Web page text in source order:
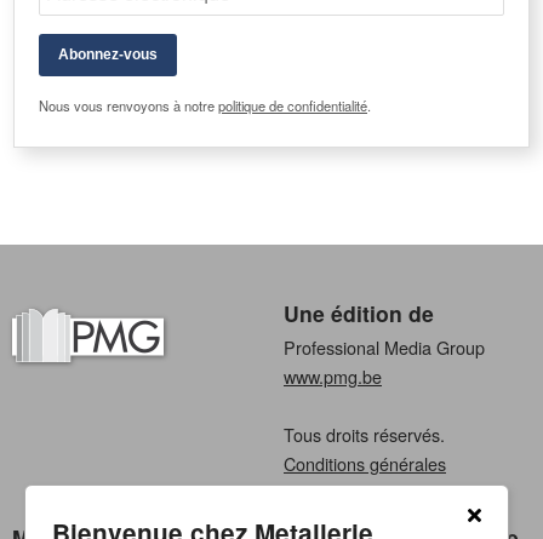
Abonnez-vous
Nous vous renvoyons à notrepolitique de confidentialité.
Une édition de
Professional Media Group
www.pmg.be
Tous droits réservés.
Conditions générales
Privacy